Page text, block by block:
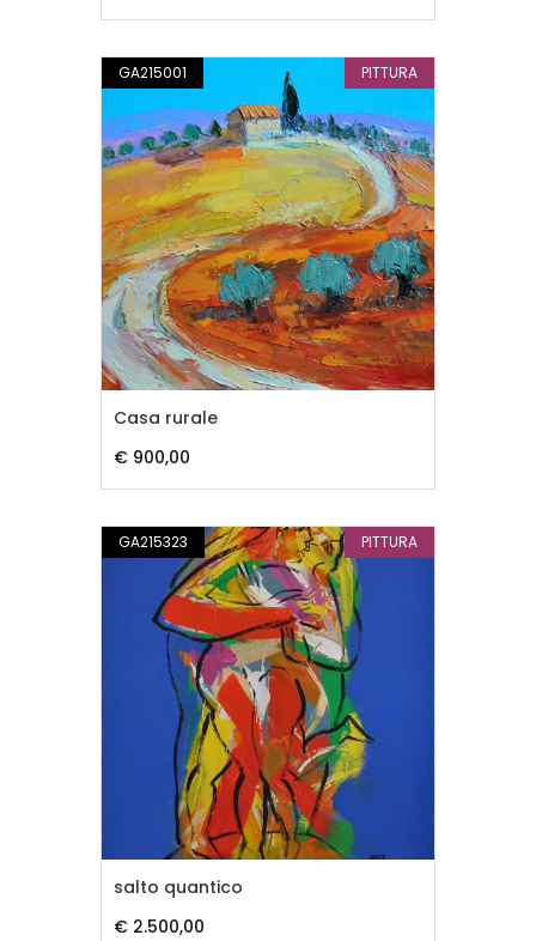
GA215001 PITTURA
Casa rurale
€ 900,00
GA215323 PITTURA
salto quantico
€ 2.500,00